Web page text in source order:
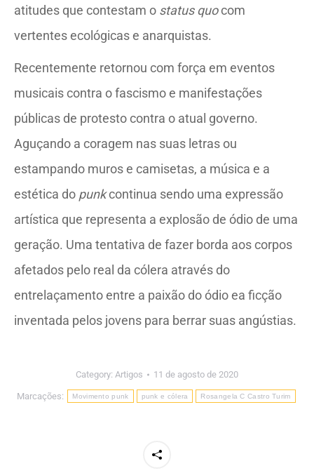
atitudes que contestam o status quocom
vertentes ecológicas e anarquistas.
Recentemente retornou com força em eventos
musicais contra o fascismo e manifestações
públicas de protesto contra o atual governo.
Aguçando a coragem nas suas letras ou
estampando muros e camisetas, a música e a
estética do punkcontinua sendo uma expressão
artística que representa a explosão de ódio de uma
geração. Uma tentativa de fazer borda aos corpos
afetados pelo real da cólera através do
entrelaçamento entre a paixão do ódio ea ficção
inventada pelos jovens para berrar suas angústias.
Category: Artigos 11 de agosto de 2020
Marcações: Movimento punk punk e cólera Rosangela C Castro Turim